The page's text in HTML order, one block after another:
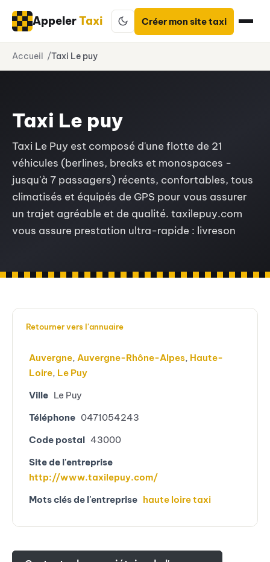
Aller
AppelerTaxi Créer mon site taxi
Accueil Taxi Le puy
Taxi Le puy
Taxi Le Puy est composé d'une flotte de 21
véhicules (berlines, breaks et monospaces -
jusqu'à 7 passagers) récents, confortables, tous
climatisés et équipés de GPS pour vous assurer
un trajet agréable et de qualité. taxilepuy.com
vous assure prestation ultra-rapide : livreson
Retourner vers l'annuaire
Auvergne, Auvergne-Rhône-Alpes, Haute-
Loire, Le Puy
Ville Le Puy
Téléphone 0471054243
Code postal 43000
Site de l'entreprise
http://www.taxilepuy.com/
Mots clés de l'entreprise haute loire taxi